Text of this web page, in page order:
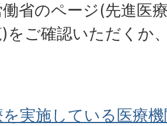
働省のページ(先進医
をご確認いただくか
実施している医療